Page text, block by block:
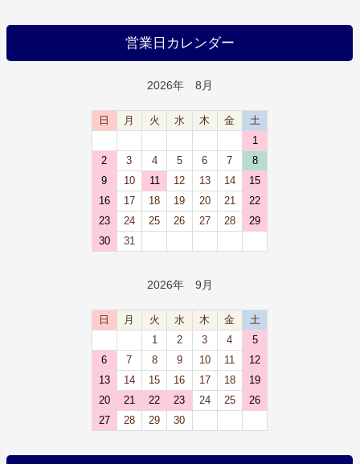
営業日カレンダー
2026年 8月
日 月 火 水 木 金
土
1
2
3 4 5 6 7
8
9
10 11 12 13 14
15
16
17 18 19 20 21
22
23
24 25 26 27 28
29
30
31
2026年 9月
日 月 火 水 木 金
土
1
2 3 4
5
6
7 8 9 10 11
12
13
14 15 16 17 18
19
20
21 22 23 24 25
26
27
28 29 30